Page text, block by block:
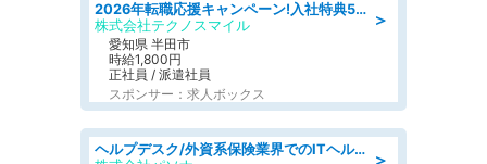
＞
2026年転職応援キャンペーン!入社特典58万円/デンソーで働こう!自動車工場で小型部品の検査業務 denso aichi
株式会社テクノスマイル
愛知県 半田市
時給1,800円
正社員 / 派遣社員
スポンサー：求人ボックス
＞
ヘルプデスク/外資系保険業界でのITヘルプデスク業務/駅近/即日勤務可/ヘルプデスク